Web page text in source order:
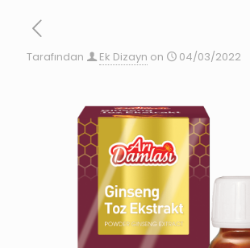
Tarafından Ek Dizayn on 04/03/2022